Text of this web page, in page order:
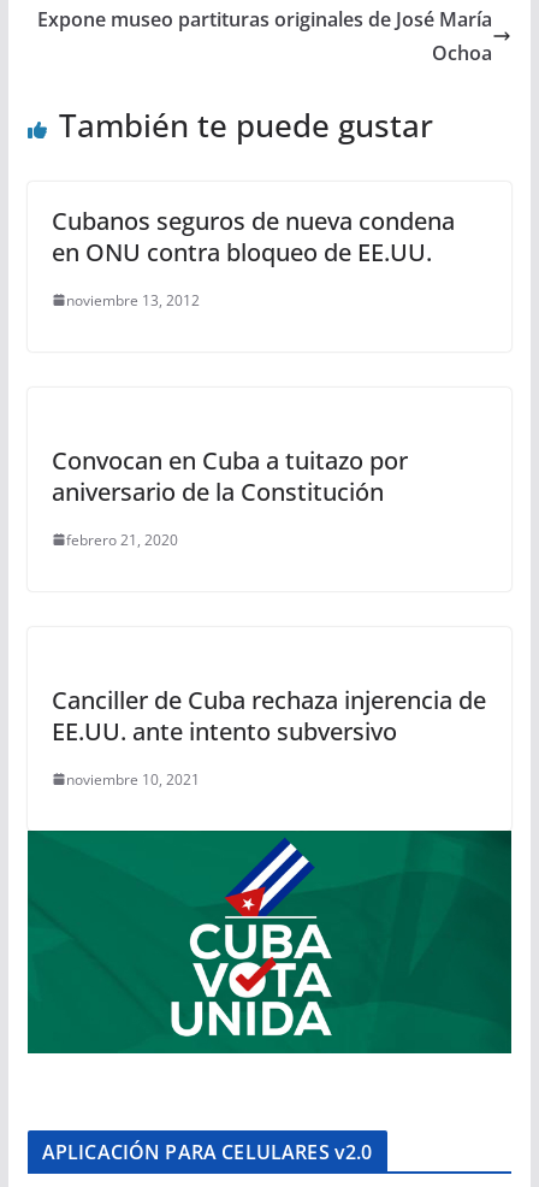
Expone museo partituras originales de José María
Ochoa
También te puede gustar
Cubanos seguros de nueva condena
en ONU contra bloqueo de EE.UU.
noviembre 13, 2012
Convocan en Cuba a tuitazo por
aniversario de la Constitución
febrero 21, 2020
Canciller de Cuba rechaza injerencia de
EE.UU. ante intento subversivo
noviembre 10, 2021
APLICACIÓN PARA CELULARES v2.0